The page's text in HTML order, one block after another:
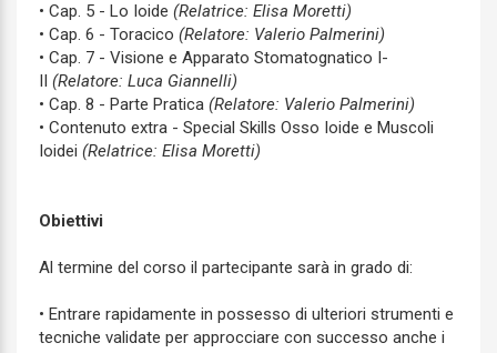
• Cap. 5 - Lo Ioide (Relatrice: Elisa Moretti)
• Cap. 6 - Toracico (Relatore: Valerio Palmerini)
• Cap. 7 - Visione e Apparato Stomatognatico I-
II (Relatore: Luca Giannelli)
• Cap. 8 - Parte Pratica (Relatore: Valerio Palmerini)
• Contenuto extra - Special Skills Osso Ioide e Muscoli
Ioidei (Relatrice: Elisa Moretti)
Obiettivi
Al termine del corso il partecipante sarà in grado di:
• Entrare rapidamente in possesso di ulteriori strumenti e
tecniche validate per approcciare con successo anche i